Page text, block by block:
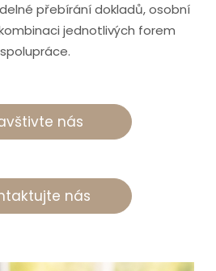
přebírání dokladů, osobní
jednotlivých forem
spolupráce.
nás
nás